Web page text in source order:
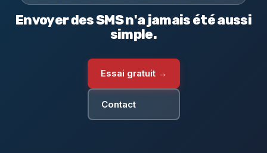
Envoyer des SMS n'a jamais été aussi
simple.
Essai gratuit →
Contact